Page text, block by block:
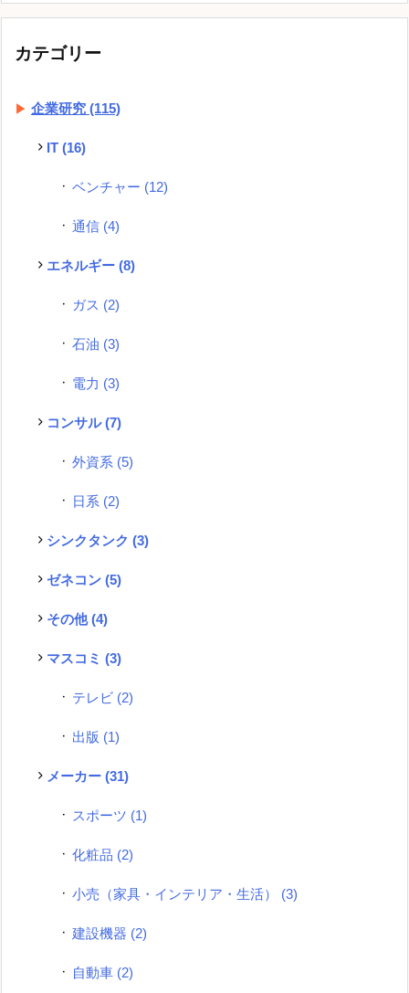
カテゴリー
企業研究 (115)
IT (16)
ベンチャー (12)
通信 (4)
エネルギー (8)
ガス (2)
石油 (3)
電力 (3)
コンサル(7)
外資系 (5)
日系 (2)
シンクタンク (3)
ゼネコン (5)
その他(4)
マスコミ (3)
テレビ (2)
出版 (1)
メーカー (31)
スポーツ (1)
化粧品 (2)
小売（家具・インテリア・生活） (3)
建設機器 (2)
自動車 (2)